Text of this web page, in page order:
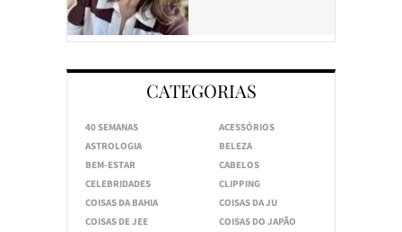
CATEGORIAS
40 SEMANAS
ACESSÓRIOS
ASTROLOGIA
BELEZA
BEM-ESTAR
CABELOS
CELEBRIDADES
CLIPPING
COISAS DA BAHIA
COISAS DA JU
COISAS DE JEE
COISAS DO JAPÃO